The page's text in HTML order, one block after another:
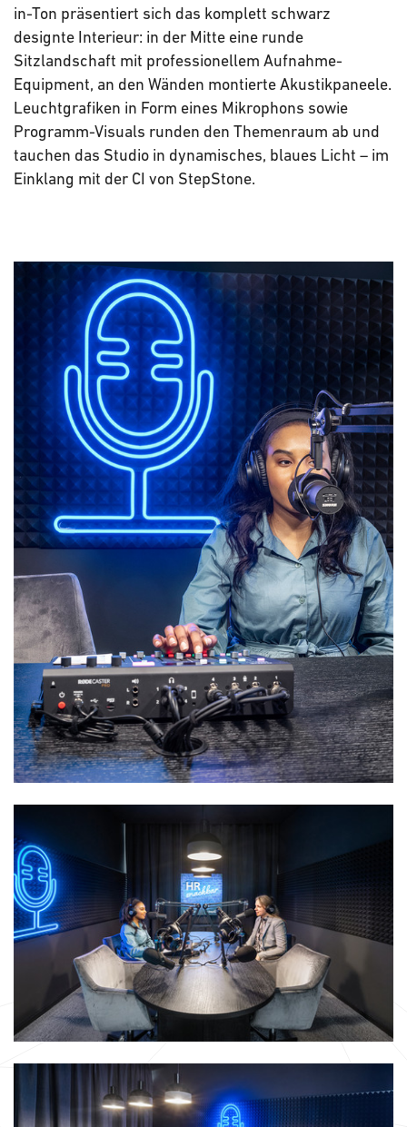
in-Ton präsentiert sich das komplett schwarz
designte Interieur: in der Mitte eine runde
Sitzlandschaft mit professionellem Aufnahme-
Equipment, an den Wänden montierte Akustikpaneele.
Leuchtgrafiken in Form eines Mikrophons sowie
Programm-Visuals runden den Themenraum ab und
tauchen das Studio in dynamisches, blaues Licht – im
Einklang mit der CI von StepStone.